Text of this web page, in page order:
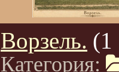
Ворзель. (1
Категория: